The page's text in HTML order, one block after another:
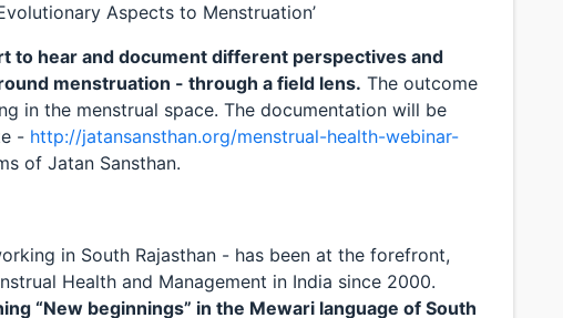
Aspects to Menstruation’
to hear and document different perspectives and
menstruation - through a field lens. The outcome
in the menstrual space. The documentation will be
- http://jatansansthan.org/menstrual-health-webinar-
of Jatan Sansthan.
in South Rajasthan - has been at the forefront,
Health and Management in India since 2000.
“New beginnings” in the Mewari language of South